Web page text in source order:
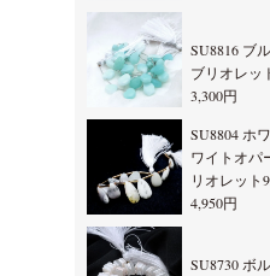
SU8816 ブ
ブリオレッ
3,300円
SU8804 ホ
ワイトオパ
リオレット
4,950円
SU8730 ボ